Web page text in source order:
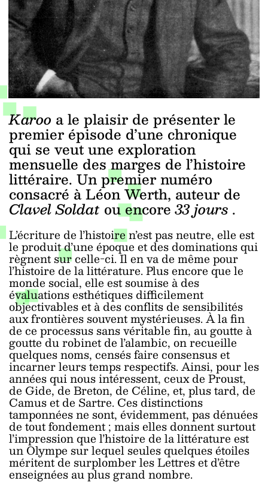
Karoo a le plaisir de présenter le
premier épisode d’une chronique
qui se veut une exploration
mensuelle des marges de l’histoire
littéraire. Un premier numéro
consacré à Léon Werth, auteur de
Clavel Soldat ou encore33 jours .
L’écriture de l’histoire n’est pas neutre, elle est
le produit d’une époque et des dominations qui
règnent sur celle-ci. Il en va de même pour
l’histoire de la littérature. Plus encore que le
monde social, elle est soumise à des
évaluations esthétiques difficilement
objectivables et à des conflits de sensibilités
aux frontières souvent mystérieuses. À la fin
de ce processus sans véritable fin, au goutte à
goutte du robinet de l’alambic, on recueille
quelques noms, censés faire consensus et
incarner leurs temps respectifs. Ainsi, pour les
années qui nous intéressent, ceux de Proust,
de Gide, de Breton, de Céline, et, plus tard, de
Camus et de Sartre. Ces distinctions
tamponnées ne sont, évidemment, pas dénuées
de tout fondement ; mais elles donnent surtout
l’impression que l’histoire de la littérature est
un Olympe sur lequel seules quelques étoiles
méritent de surplomber les Lettres et d’être
enseignées au plus grand nombre.